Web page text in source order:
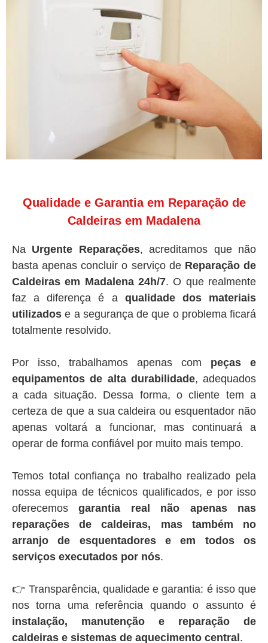
Qualidade e Garantia em Reparação de
Caldeiras em Madalena
Na Urgente Reparações, acreditamos que não
basta apenas concluir o serviço de Reparação de
Caldeiras em Madalena 24h/7. O que realmente
faz a diferença é a qualidade dos materiais
utilizados e a segurança de que o problema ficará
totalmente resolvido.
Por isso, trabalhamos apenas com peças e
equipamentos de alta durabilidade, adequados
a cada situação. Dessa forma, o cliente tem a
certeza de que a sua caldeira ou esquentador não
apenas voltará a funcionar, mas continuará a
operar de forma confiável por muito mais tempo.
Temos total confiança no trabalho realizado pela
nossa equipa de técnicos qualificados, e por isso
oferecemosgarantia real não apenas nas
reparações de caldeiras, mas também no
arranjo de esquentadores e em todos os
serviços executados por nós.
👉 Transparência, qualidade e garantia: é isso que
nos torna uma referência quando o assunto é
instalação, manutenção e reparação de
caldeiras e sistemas de aquecimento central.